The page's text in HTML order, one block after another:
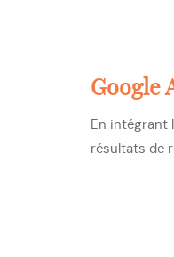
Google
En intégrant
résultats de